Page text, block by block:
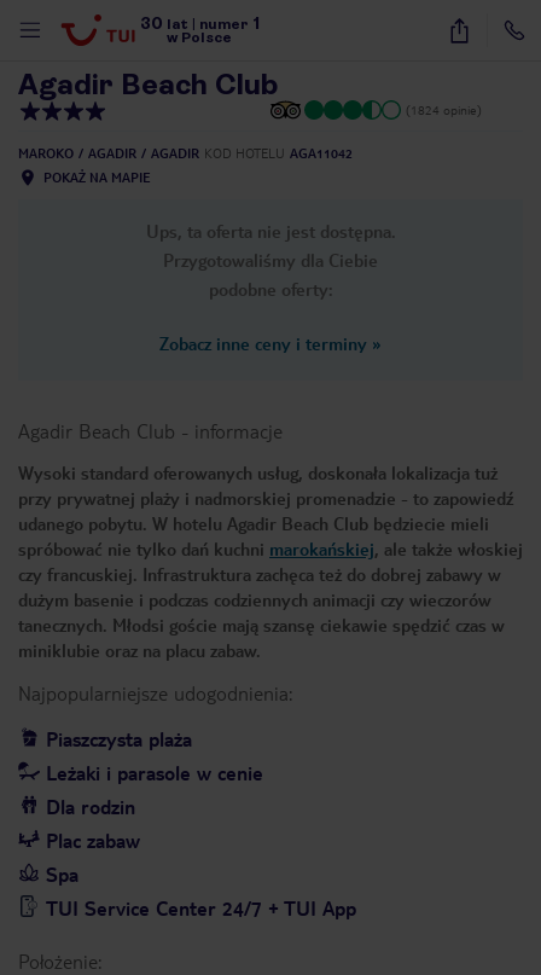
30 lat numer 1
w Polsce
27
Agadir Beach Club
(1824 opinie)
MAROKO AGADIR AGADIR KOD HOTELU AGA11042
POKAŻ NA MAPIE
Ups, ta oferta nie jest dostępna.
Przygotowaliśmy dla Ciebie
podobne oferty:
Zobacz inne ceny i terminy »
Agadir Beach Club - informacje
Wysoki standard oferowanych usług, doskonała lokalizacja tuż
przy prywatnej plaży i nadmorskiej promenadzie - to zapowiedź
udanego pobytu. W hotelu Agadir Beach Club będziecie mieli
spróbować nie tylko dań kuchni marokańskiej, ale także włoskiej
czy francuskiej. Infrastruktura zachęca też do dobrej zabawy w
dużym basenie i podczas codziennych animacji czy wieczorów
tanecznych. Młodsi goście mają szansę ciekawie spędzić czas w
miniklubie oraz na placu zabaw.
Najpopularniejsze udogodnienia:
Piaszczysta plaża
Leżaki i parasole w cenie
Dla rodzin
Plac zabaw
Spa
TUI Service Center 24/7 + TUI App
Położenie: